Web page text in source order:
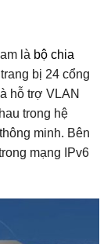
là bộ chia
bị 24 cổng
hỗ trợ VLAN
trong hệ
minh. Bên
mạng IPv6